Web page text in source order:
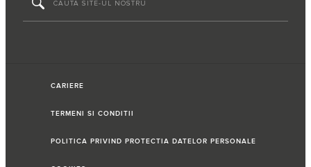
CARIERE
TERMENI SI CONDITII
POLITICA PRIVIND PROTECTIA DATELOR PERSONALE